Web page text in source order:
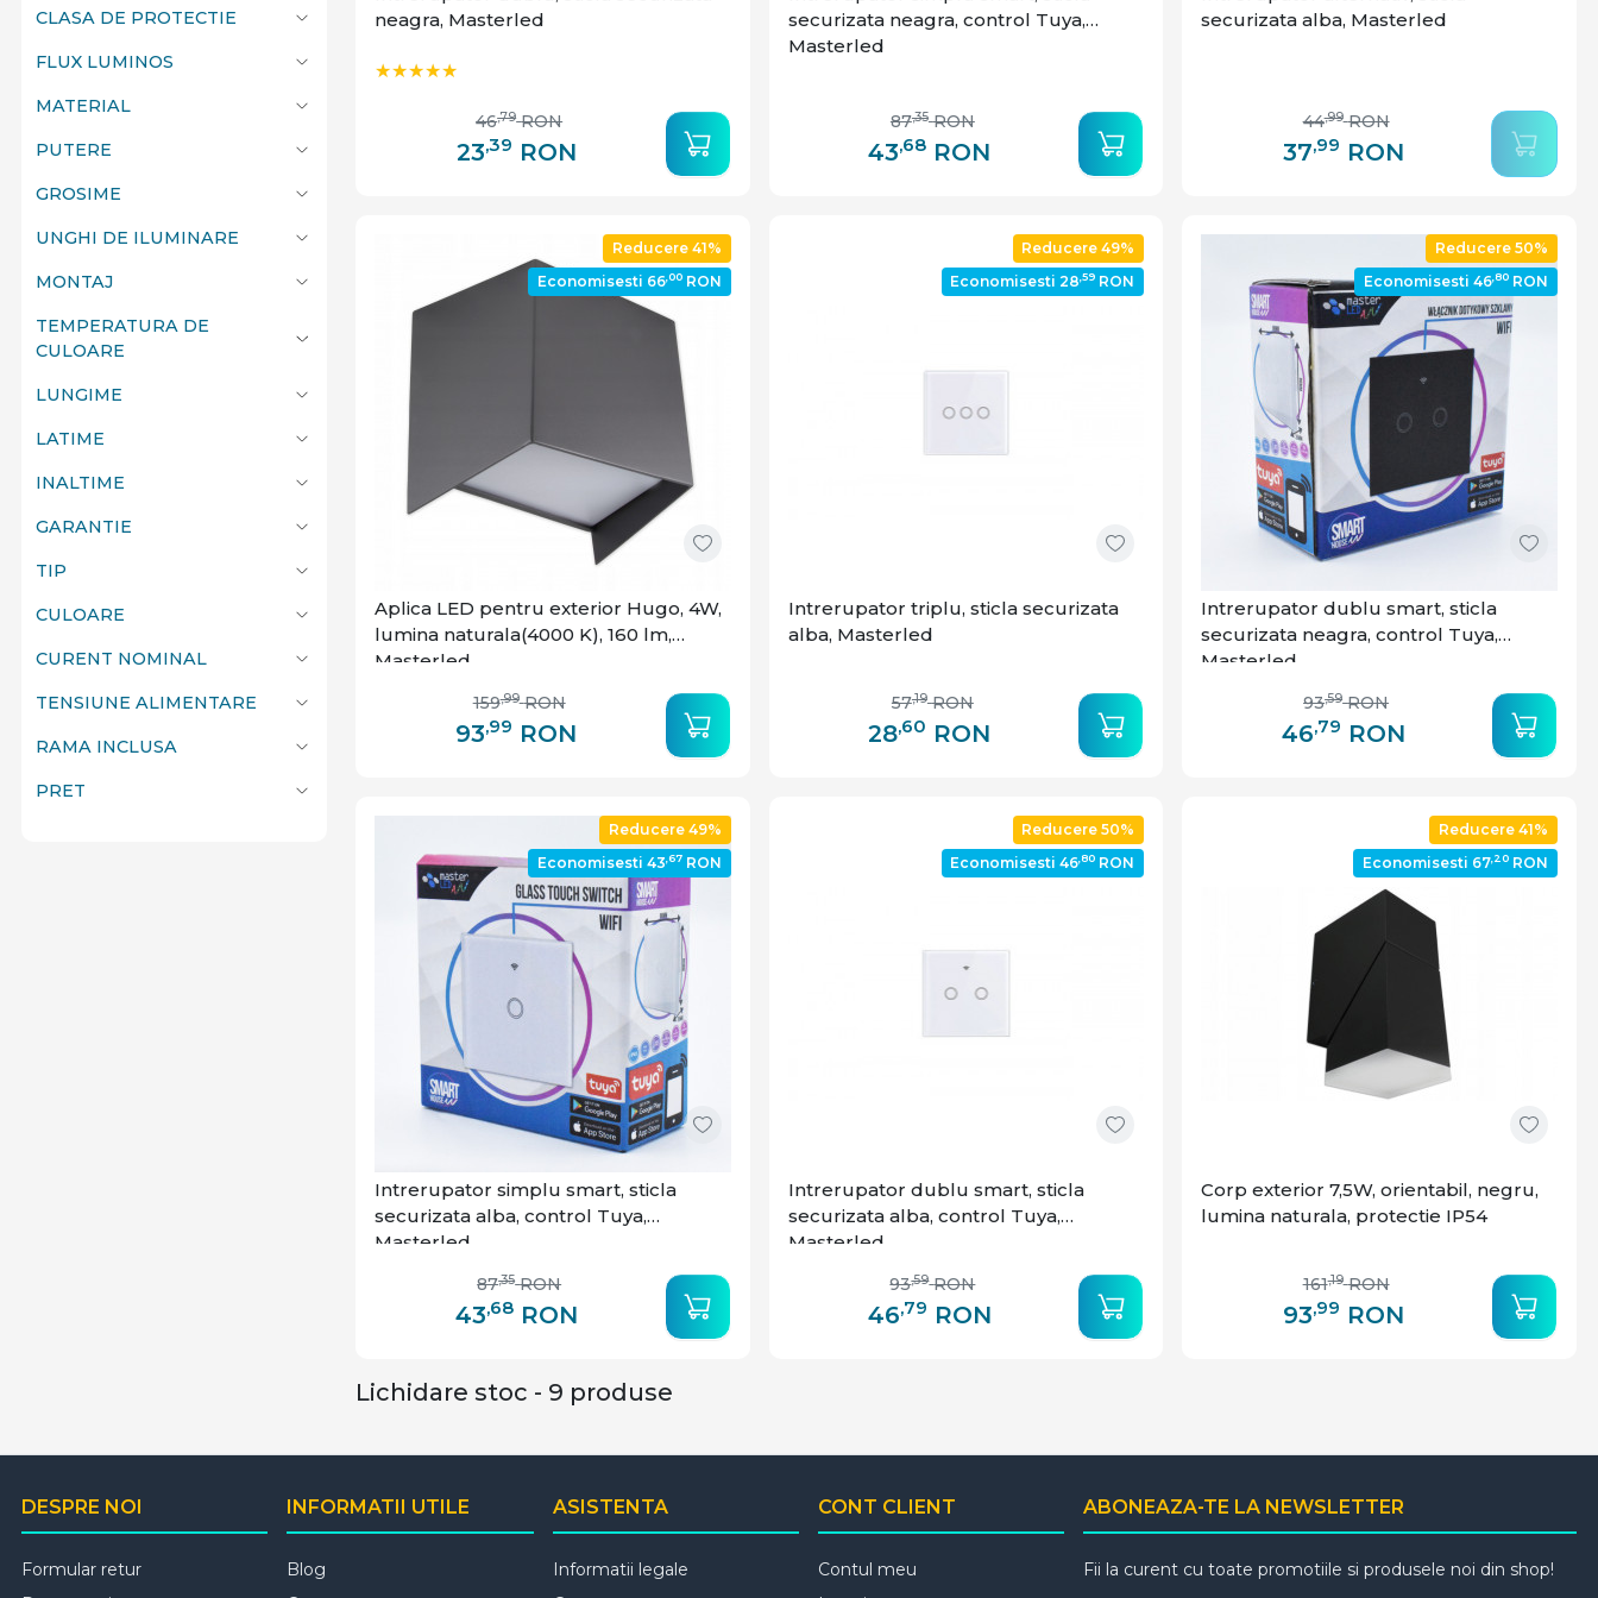
Spectrum LED
Starke
Vito
CLASA DE PROTECTIE
FLUX LUMINOS
MATERIAL
PUTERE
GROSIME
UNGHI DE ILUMINARE
MONTAJ
TEMPERATURA DE
CULOARE
LUNGIME
LATIME
INALTIME
GARANTIE
TIP
CULOARE
CURENT NOMINAL
TENSIUNE ALIMENTARE
RAMA INCLUSA
PRET
neagra, Masterled
23,39 RON
46,79 RON
securizata neagra, control Tuya,
Masterled
43,68 RON
87,35 RON
securizata alba, Masterled
37,99 RON
44,99 RON
Reducere 41%
Economisesti 66,00 RON
Aplica LED pentru exterior Hugo, 4W,
lumina naturala(4000 K), 160 lm,
Masterled
93,99 RON
159,99 RON
Reducere 49%
Economisesti 28,59 RON
Intrerupator triplu, sticla securizata
alba, Masterled
28,60 RON
57,19 RON
Reducere 50%
Economisesti 46,80 RON
Intrerupator dublu smart, sticla
securizata neagra, control Tuya,
Masterled
46,79 RON
93,59 RON
Reducere 49%
Economisesti 43,67 RON
Intrerupator simplu smart, sticla
securizata alba, control Tuya,
Masterled
43,68 RON
87,35 RON
Reducere 50%
Economisesti 46,80 RON
Intrerupator dublu smart, sticla
securizata alba, control Tuya,
Masterled
46,79 RON
93,59 RON
Reducere 41%
Economisesti 67,20 RON
Corp exterior 7,5W, orientabil, negru,
lumina naturala, protectie IP54
93,99 RON
161,19 RON
Lichidare stoc - 9 produse
DESPRE NOI
Formular retur
INFORMATII UTILE
Blog
ASISTENTA
Informatii legale
CONT CLIENT
Contul meu
ABONEAZA-TE LA NEWSLETTER
Fii la curent cu toate promotiile si produsele noi din shop!